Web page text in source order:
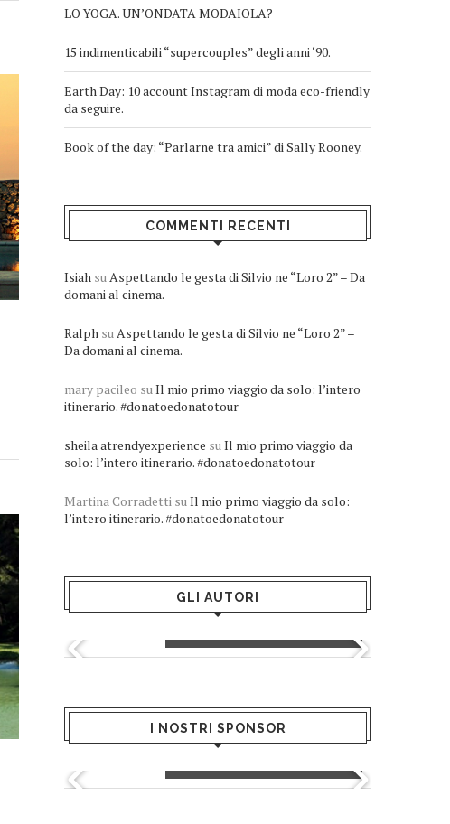
LO YOGA. UN’ONDATA MODAIOLA?
15 indimenticabili “supercouples” degli anni ‘90.
Earth Day: 10 account Instagram di moda eco-friendly
da seguire.
Book of the day: “Parlarne tra amici” di Sally Rooney.
COMMENTI RECENTI
Isiah suAspettando le gesta di Silvio ne “Loro 2” – Da
domani al cinema.
Ralph suAspettando le gesta di Silvio ne “Loro 2” –
Da domani al cinema.
mary pacileo suIl mio primo viaggio da solo: l’intero
itinerario. #donatoedonatotour
sheila atrendyexperience suIl mio primo viaggio da
solo: l’intero itinerario. #donatoedonatotour
Martina Corradetti suIl mio primo viaggio da solo:
l’intero itinerario. #donatoedonatotour
GLI AUTORI
I NOSTRI SPONSOR